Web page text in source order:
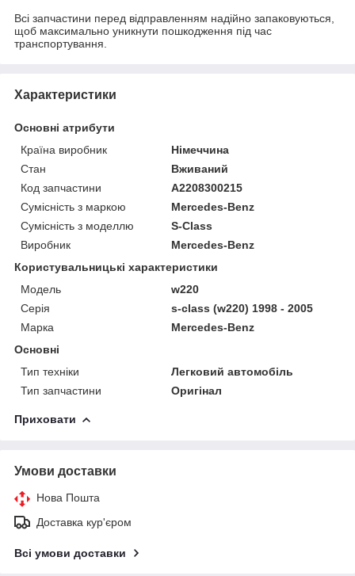
Всі запчастини перед відправленням надійно запаковуються,
щоб максимально уникнути пошкодження під час
транспортування.
Характеристики
Основні атрибути
Країна виробник
Німеччина
Стан
Вживаний
Код запчастини
A2208300215
Сумісність з маркою
Mercedes-Benz
Сумісність з моделлю
S-Class
Виробник
Mercedes-Benz
Користувальницькі характеристики
Модель
w220
Серія
s-class (w220) 1998 - 2005
Марка
Mercedes-Benz
Основні
Тип техніки
Легковий автомобіль
Тип запчастини
Оригінал
Приховати
Умови доставки
Нова Пошта
Доставка кур'єром
Всі умови доставки